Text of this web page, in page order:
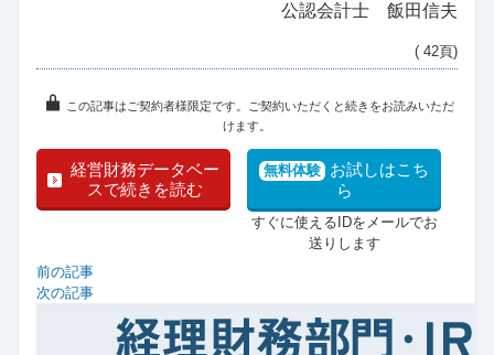
公認会計士 飯田信夫
( 42頁)
この記事はご契約者様限定です。ご契約いただくと続きをお読みいただ
けます。
経営財務データベー
スで続きを読む
無料体験 お試しはこち
ら
すぐに使えるIDをメールでお
送りします
前の記事
次の記事